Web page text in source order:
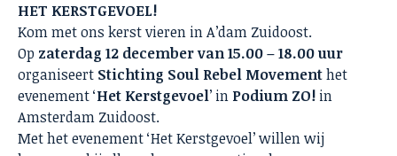
HET KERSTGEVOEL!
Kom met ons kerst vieren in A’dam Zuidoost.
Op zaterdag 12 december van 15.00 – 18.00 uur
organiseert Stichting Soul Rebel Movementhet
evenement ‘Het Kerstgevoel’ in Podium ZO! in
Amsterdam Zuidoost.
Met het evenement ‘Het Kerstgevoel’ willen wij